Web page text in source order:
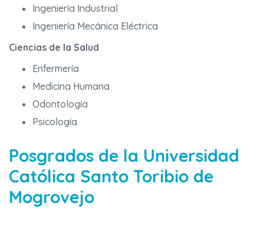
Ingeniería Industrial
Ingeniería Mecánica Eléctrica
Ciencias de la Salud
Enfermería
Medicina Humana
Odontología
Psicología
Posgrados de la Universidad
Católica Santo Toribio de
Mogrovejo